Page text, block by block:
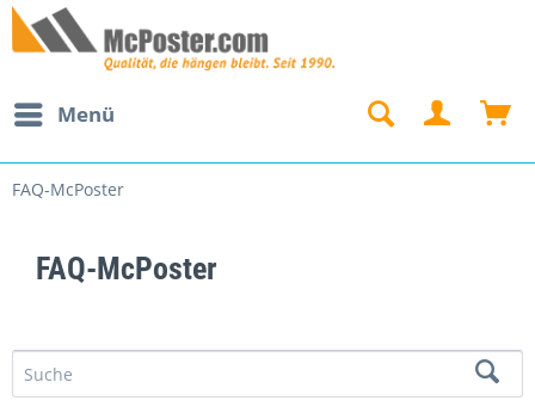
Menü
FAQ-McPoster
FAQ-McPoster